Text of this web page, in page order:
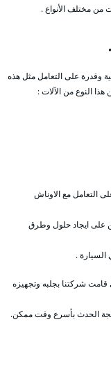
مختلف الأنواع .
وقدرة على التعامل مثل هذه
النوع من الآلات :
التعامل مع الاوناش
على ايجاد حلول وطرق
.
شركتنا بجلبه وتجهيزه
الحدث بأسرع وقت ممكن.